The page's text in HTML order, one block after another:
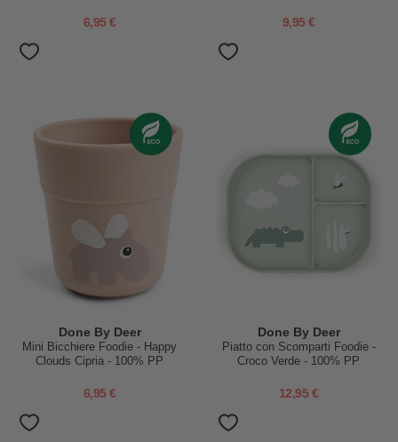
6,95 € 9,95 €
Done By Deer
Mini Bicchiere Foodie - Happy
Clouds Cipria - 100% PP
6,95 €
Done By Deer
Piatto con Scomparti Foodie -
Croco Verde - 100% PP
12,95 €